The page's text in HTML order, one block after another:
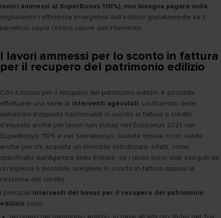
lavori ammessi al SuperBonus 110%), non bisogna pagare nulla,
migliorando l’efficienza energetica dell’edificio gratuitamente se il
beneficio copre l’intero valore dell’intervento.
I lavori ammessi per lo sconto in fattura
per il recupero del patrimonio edilizio
Con il bonus per il recupero del patrimonio edilizio è possibile
effettuare una serie di interventi agevolati, usufruendo delle
detrazioni d’imposta trasformabili in sconto in fattura o credito
d’imposta anche per lavori non inclusi nell’Ecobonus 2021, nel
SuperBonus 110% e nel Sismabonus. Queste misure sono valide
anche per chi acquista un immobile ristrutturato, infatti, come
specificato dall’Agenzia delle Entrate, se i lavori sono stati eseguiti da
un’impresa è possibile scegliere lo sconto in fattura oppure la
cessione del credito.
I principali interventi del bonus per il recupero del patrimonio
edilizio sono: